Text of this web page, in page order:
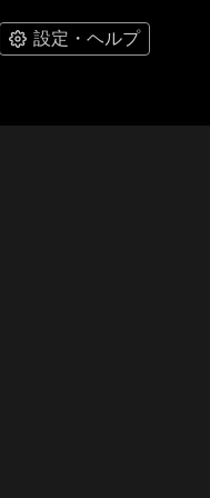
設定・ヘルプ